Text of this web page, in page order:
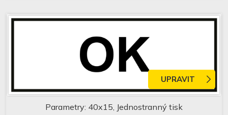
Parametry: 40x15, Jednostranný tisk
UPRAVIT